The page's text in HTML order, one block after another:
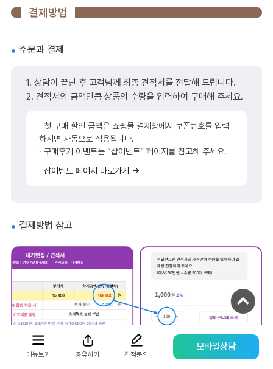
결제방법
주문과 결제
1. 상담이 끝난 후 고객님께 최종 견적서를 전달해 드립니다.
2. 견적서의 금액만큼 상품의 수량을 입력하여 구매해 주세요.
∙ 첫 구매 할인 금액은 쇼핑몰 결제창에서 쿠폰번호를 입력
하시면 자동으로 적용됩니다.
∙ 구매후기 이벤트는 “샵이벤트” 페이지를 참고해 주세요.
∙샵이벤트 페이지 바로가기 →
결제방법 참고
메뉴보기 공유하기 견적문의
모바일상담
모바일 상담채널
전화로 문의하기